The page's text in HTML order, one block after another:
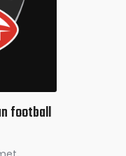
football